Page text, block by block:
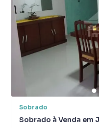
Sobrado
Sobrado à Venda em